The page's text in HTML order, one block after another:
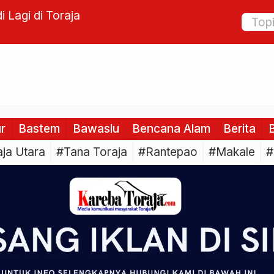
Berhak Menerima atau Menolak
Diduga
Utara
Bastem Bawaslu Bencana Alam Berita
Utara #Tana Toraja #Rantepao #Makale